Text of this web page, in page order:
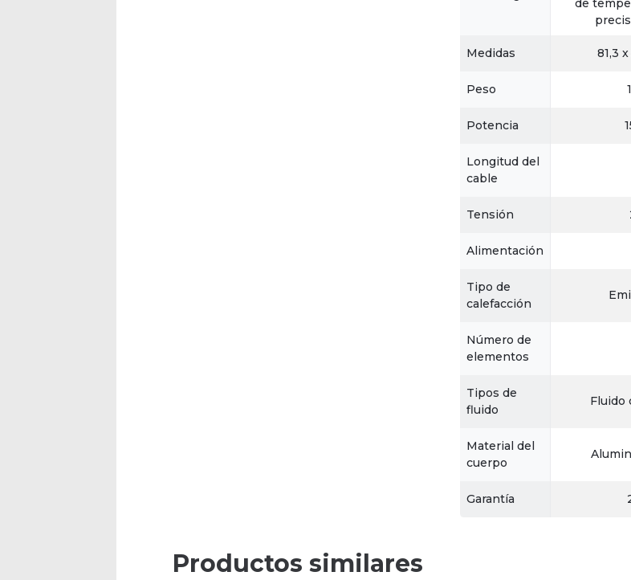
de
Medidas 81,3
Peso
Potencia
Longitud del
cable
Tensión
Alimentación
Tipo de
calefacción
Número de
elementos
Tipos de
fluido
Fluido
Material del
cuerpo
Garantía
Productos similares